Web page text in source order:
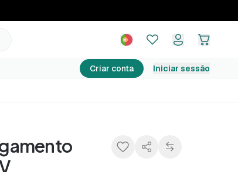
Criar conta Iniciar sessão
Adicionar ao carrinho